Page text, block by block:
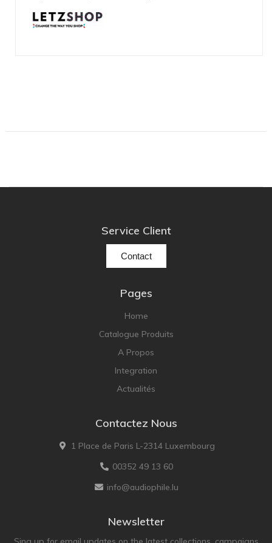
Service Client
Contact
Pages
Home
Catalogue Produits
A Propos
Integration
Actualités
Contactez Nous
1 Place de Paris L-2314 Luxembourg
00352 49 13 60
info@audiophile.lu
Newsletter